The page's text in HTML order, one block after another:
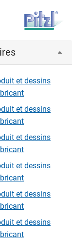
et dessins
et dessins
et dessins
et dessins
et dessins
et dessins